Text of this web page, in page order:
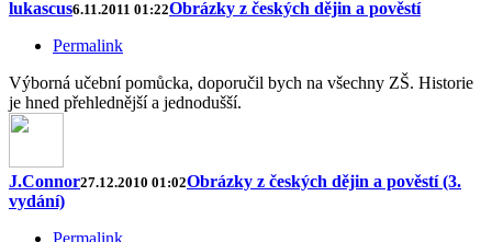
lukascus6.11.2011 01:22Obrázky z českých dějin a pověstí
Permalink
Výborná učební pomůcka, doporučil bych na všechny ZŠ. Historie
je hned přehlednější a jednodušší.
J.Connor27.12.2010 01:02Obrázky z českých dějin a pověstí (3.
vydání)